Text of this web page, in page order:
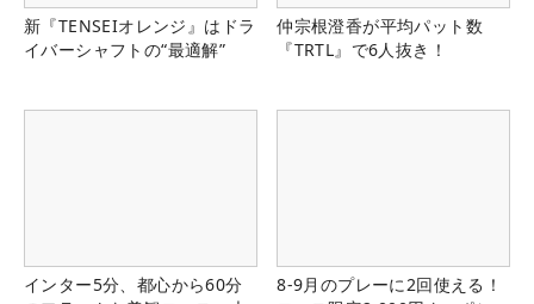
新『TENSEIオレンジ』はドラ
イバーシャフトの“最適解”
仲宗根澄香が平均パット数
『TRTL』で6人抜き！
インター5分、都心から60分
8-9月のプレーに2回使える！